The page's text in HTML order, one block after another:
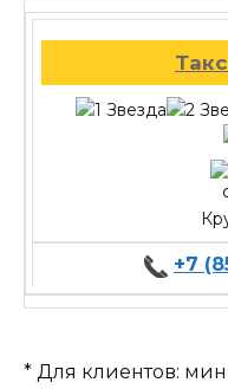
+7
* Для клиентов: